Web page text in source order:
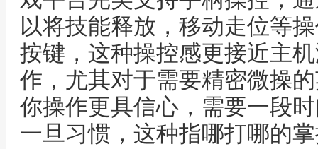
以将技能释放，移动走位等
按键，这种操控感更接近主
作，尤其对于需要精密微操
你操作更具信心，需要一段
一旦习惯，这种指哪打哪的